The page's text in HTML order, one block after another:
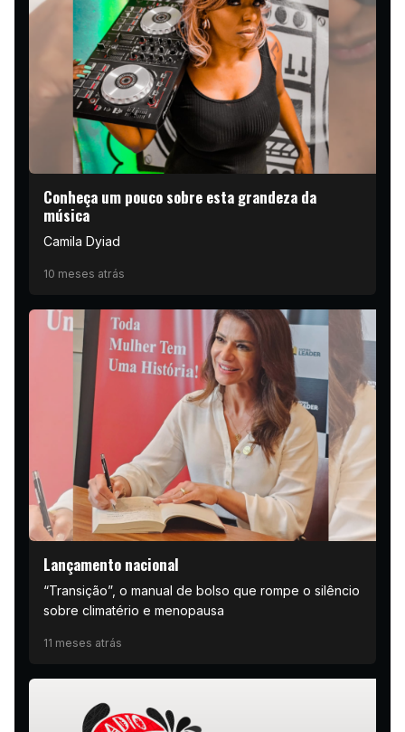
Conheça um pouco sobre esta grandeza da
música
Camila Dyiad
10 meses atrás
Lançamento nacional
“Transição”, o manual de bolso que rompe o silêncio
sobre climatério e menopausa
11 meses atrás